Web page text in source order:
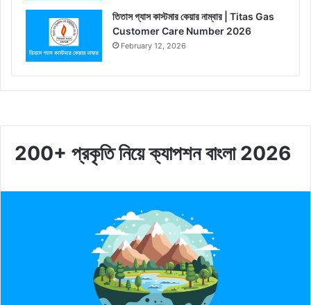
তিতাস গ্যাস কাস্টমার কেয়ার নাম্বার | Titas Gas
Customer Care Number 2026
February 12, 2026